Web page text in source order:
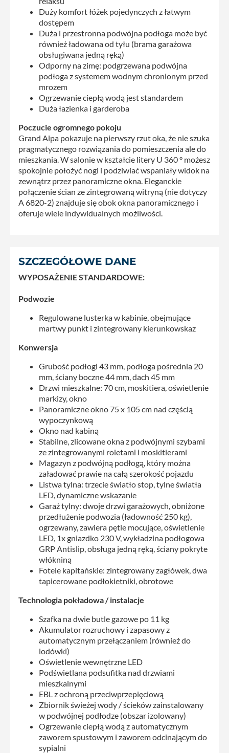
Duży komfort łóżek pojedynczych z łatwym
dostępem
Duża i przestronna podwójna podłoga może być
również ładowana od tyłu (brama garażowa
obsługiwana jedną ręką)
Odporny na zimę: podgrzewana podwójna
podłoga z systemem wodnym chronionym przed
mrozem
Ogrzewanie ciepłą wodą jest standardem
Duża łazienka i garderoba
Poczucie ogromnego pokoju
Grand Alpa pokazuje na pierwszy rzut oka, że ​​nie szuka
pragmatycznego rozwiązania do pomieszczenia ale do
mieszkania. W salonie w kształcie litery U 360 ° możesz
spokojnie położyć nogi i podziwiać wspaniały widok na
zewnątrz przez panoramiczne okna. Eleganckie
połączenie ścian ze zintegrowaną witryną (nie dotyczy
A 6820-2) znajduje się obok okna panoramicznego i
oferuje wiele indywidualnych możliwości.
SZCZEGÓŁOWE DANE
WYPOSAŻENIE STANDARDOWE:
Podwozie
Regulowane lusterka w kabinie, obejmujące
martwy punkt i zintegrowany kierunkowskaz
Konwersja
Grubość podłogi 43 mm, podłoga pośrednia 20
mm, ściany boczne 44 mm, dach 45 mm
Drzwi mieszkalne: 70 cm, moskitiera, oświetlenie
markizy, okno
Panoramiczne okno 75 x 105 cm nad częścią
wypoczynkową
Okno nad kabiną
Stabilne, zlicowane okna z podwójnymi szybami
ze zintegrowanymi roletami i moskitierami
Magazyn z podwójną podłogą, który można
załadować prawie na całą szerokość pojazdu
Listwa tylna: trzecie światło stop, tylne światła
LED, dynamiczne wskazanie
Garaż tylny: dwoje drzwi garażowych, obniżone
przedłużenie podwozia (ładowność 250 kg),
ogrzewany, zawiera pętle mocujące, oświetlenie
LED, 1x gniazdko 230 V, wykładzina podłogowa
GRP Antislip, obsługa jedną ręką, ściany pokryte
włókniną
Fotele kapitańskie: zintegrowany zagłówek, dwa
tapicerowane podłokietniki, obrotowe
Technologia pokładowa / instalacje
Szafka na dwie butle gazowe po 11 kg
Akumulator rozruchowy i zapasowy z
automatycznym przełączaniem (również do
lodówki)
Oświetlenie wewnętrzne LED
Podświetlana podsufitka nad drzwiami
mieszkalnymi
EBL z ochroną przeciwprzepięciową
Zbiornik świeżej wody / ścieków zainstalowany
w podwójnej podłodze (obszar izolowany)
Ogrzewanie ciepłą wodą z automatycznym
zaworem spustowym i zaworem odcinającym do
sypialni